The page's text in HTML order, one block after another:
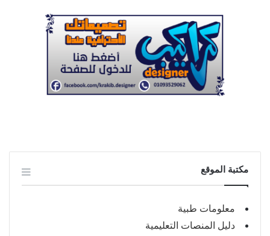
مكتبة الموقع
معلومات طبية
دليل المنصات التعليمية